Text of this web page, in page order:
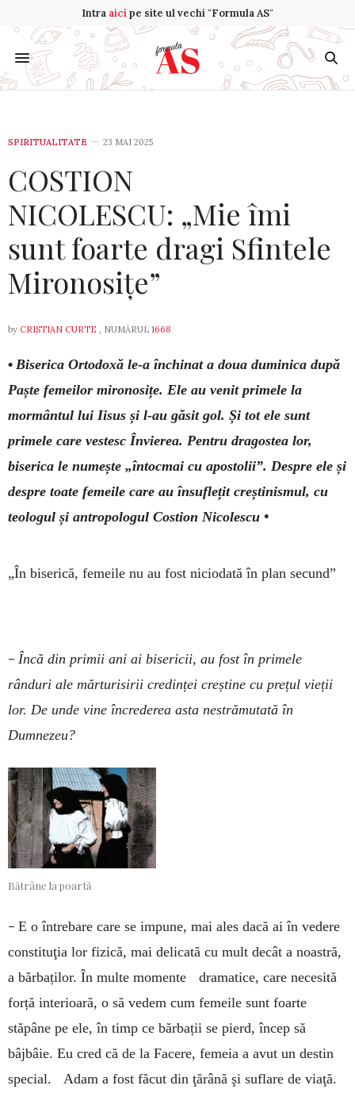
Intra aicipe site ul vechi "Formula AS"
SPIRITUALITATE 23 MAI 2025
COSTION
NICOLESCU: „Mie îmi
sunt foarte dragi Sfintele
Mironosițe”
by CRISTIAN CURTE , NUMĂRUL 1668
• Biserica Ortodoxă le-a închinat a doua duminica după
Paște femeilor mironosițe. Ele au venit primele la
mormântul lui Iisus și l-au găsit gol. Și tot ele sunt
primele care vestesc Învierea. Pentru dragostea lor,
biserica le numește „întocmai cu apostolii”. Despre ele și
despre toate femeile care au însuflețit creștinismul, cu
teologul și antropologul Costion Nicolescu •
„În biserică, femeile nu au fost niciodată în plan secund”
– Încă din primii ani ai bisericii, au fost în primele
rânduri ale mărturisirii credinței creștine cu prețul vieții
lor. De unde vine încrederea asta nestrămutată în
Dumnezeu?
Bătrâne la poartă
– E o întrebare care se impune, mai ales dacă ai în vedere
constituţia lor fizică, mai delicată cu mult decât a noastră,
a bărbaților. În multe momente dramatice, care necesită
forță interioară, o să vedem cum femeile sunt foarte
stăpâne pe ele, în timp ce bărbații se pierd, încep să
bâjbâie. Eu cred că de la Facere, femeia a avut un destin
special. Adam a fost făcut din ţărână şi suflare de viaţă.